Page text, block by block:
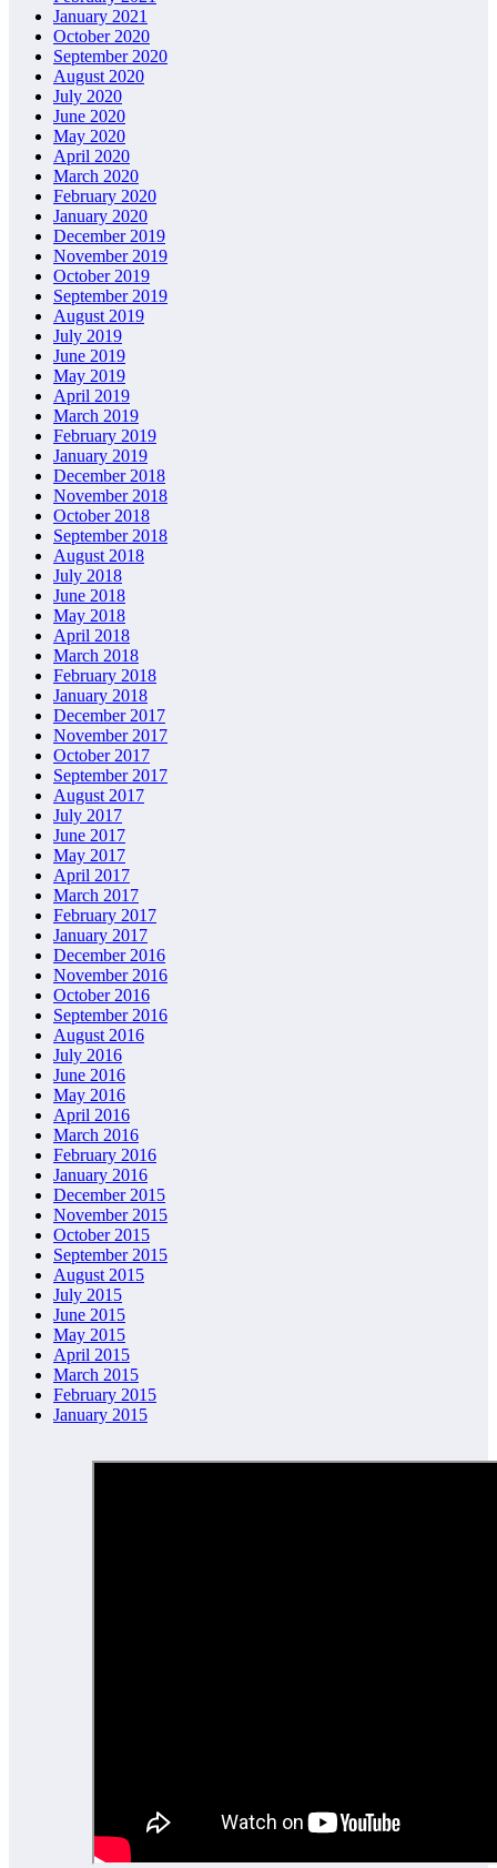
January 2021
October 2020
September 2020
August 2020
July 2020
June 2020
May 2020
April 2020
March 2020
February 2020
January 2020
December 2019
November 2019
October 2019
September 2019
August 2019
July 2019
June 2019
May 2019
April 2019
March 2019
February 2019
January 2019
December 2018
November 2018
October 2018
September 2018
August 2018
July 2018
June 2018
May 2018
April 2018
March 2018
February 2018
January 2018
December 2017
November 2017
October 2017
September 2017
August 2017
July 2017
June 2017
May 2017
April 2017
March 2017
February 2017
January 2017
December 2016
November 2016
October 2016
September 2016
August 2016
July 2016
June 2016
May 2016
April 2016
March 2016
February 2016
January 2016
December 2015
November 2015
October 2015
September 2015
August 2015
July 2015
June 2015
May 2015
April 2015
March 2015
February 2015
January 2015